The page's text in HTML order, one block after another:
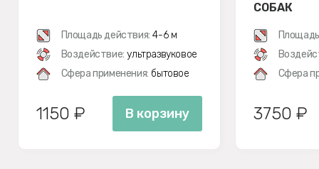
Площадь действия: 4-6 м
Воздействие: ультразвуковое
Сфера применения: бытовое
1150 ₽ В корзину
СОБАК
Сфера
3750 ₽